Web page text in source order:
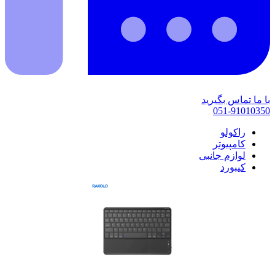
با ما تماس بگیرید
051-91010350
راکولو
کامپیوتر
لوازم جانبی
کیبورد